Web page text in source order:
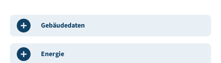
Gebäudedaten
Energie